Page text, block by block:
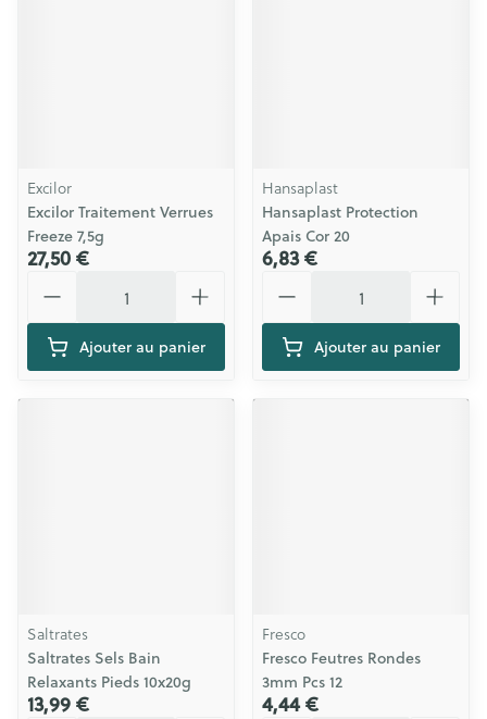
Excilor
Excilor Traitement Verrues
Freeze 7,5g
27,50 €
Ajouter au panier
Hansaplast
Hansaplast Protection
Apais Cor 20
6,83 €
Ajouter au panier
Saltrates
Saltrates Sels Bain
Relaxants Pieds 10x20g
13,99 €
Fresco
Fresco Feutres Rondes
3mm Pcs 12
4,44 €